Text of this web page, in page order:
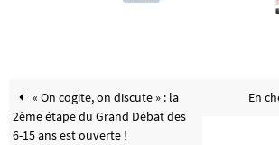
« On cogite, on discute » : la
2ème étape du Grand Débat des
6-15 ans est ouverte !
En